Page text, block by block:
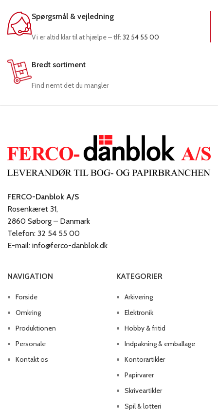
Spørgsmål & vejledning
Vi er altid klar til at hjælpe – tlf: 32 54 55 00
Bredt sortiment
Find nemt det du mangler
FERCO-Danblok A/S
Rosenkæret 31,
2860 Søborg – Danmark
Telefon: 32 54 55 00
E-mail: info@ferco-danblok.dk
NAVIGATION
Forside
Omkring
Produktionen
Personale
Kontakt os
KATEGORIER
Arkivering
Elektronik
Hobby & fritid
Indpakning & emballage
Kontorartikler
Papirvarer
Skriveartikler
Spil & lotteri